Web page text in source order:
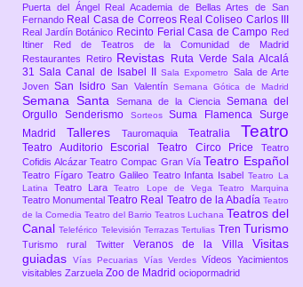
Puerta del Ángel
Real Academia de Bellas Artes de San
Fernando Real Casa de Correos Real Coliseo Carlos III
Real Jardín Botánico Recinto Ferial Casa de Campo Red
Itiner
Red de Teatros de la Comunidad de Madrid
Restaurantes
Retiro Revistas Ruta VerdeSala Alcalá
31Sala Canal de Isabel IISala Expometro Sala de Arte
JovenSan IsidroSan Valentín Semana Gótica de Madrid
Semana Santa Semana de la Ciencia Semana del
Orgullo Senderismo SorteosSuma FlamencaSurge
Madrid Talleres Tauromaquia Teatralia Teatro
Teatro Auditorio Escorial Teatro Circo Price Teatro
Cofidis AlcázarTeatro Compac Gran Vía Teatro Español
Teatro Fígaro Teatro Galileo Teatro Infanta IsabelTeatro La
Latina Teatro LaraTeatro Lope de Vega Teatro Marquina
Teatro Monumental Teatro Real Teatro de la Abadía Teatro
de la Comedia Teatro del Barrio Teatros Luchana Teatros del
CanalTeleférico TelevisiónTerrazasTertulias Tren Turismo
Turismo rural Twitter Veranos de la VillaVisitas
guiadasVías Pecuarias Vías Verdes VídeosYacimientos
visitables Zarzuela Zoo de Madrid ociopormadrid